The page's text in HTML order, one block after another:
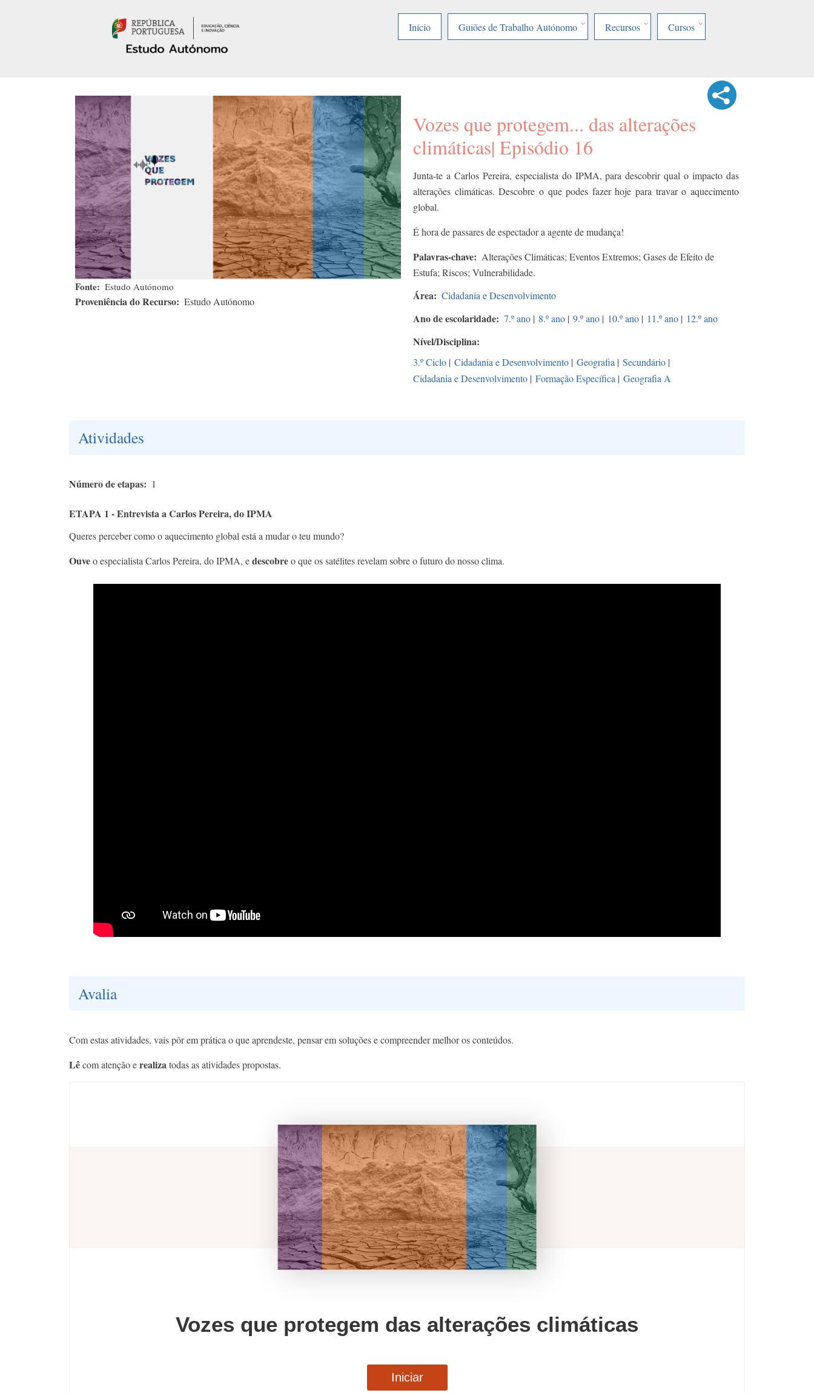
Início
Guiões de Trabalho Autónomo Recursos Cursos
Fonte Estudo Autónomo
Proveniência do Recurso Estudo Autónomo
Vozes que protegem... das alterações
climáticas| Episódio 16
Junta-te a Carlos Pereira, especialista do IPMA, para descobrir qual o impacto das
alterações climáticas. Descobre o que podes fazer hoje para travar o aquecimento
global.
É hora de passares de espectador a agente de mudança!
Palavras-chave
Alterações Climáticas; Eventos Extremos; Gases de Efeito de
Estufa; Riscos; Vulnerabilidade.
Área Cidadania e Desenvolvimento
Ano de escolaridade 7.º ano | 8.º ano | 9.º ano | 10.º ano | 11.º ano | 12.º ano
Nível/Disciplina
3.º Ciclo | Cidadania e Desenvolvimento | Geografia | Secundário |
Cidadania e Desenvolvimento | Formação Específica | Geografia A
Atividades
Número de etapas 1
ETAPA 1 - Entrevista a Carlos Pereira, do IPMA
Queres perceber como o aquecimento global está a mudar o teu mundo?
Ouveo especialista Carlos Pereira, do IPMA, edescobreo que os satélites revelam sobre o futuro do nosso clima.
Avalia
Com estas atividades, vais pôr em prática o que aprendeste, pensar em soluções e compreender melhor os conteúdos.
Lêcom atenção erealizatodas as atividades propostas.